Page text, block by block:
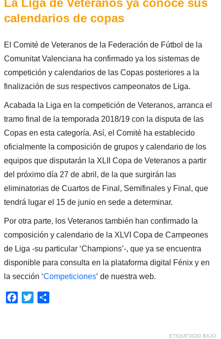
La Liga de Veteranos ya conoce sus
calendarios de copas
El Comité de Veteranos de la Federación de Fútbol de la
Comunitat Valenciana ha confirmado ya los sistemas de
competición y calendarios de las Copas posteriores a la
finalización de sus respectivos campeonatos de Liga.
Acabada la Liga en la competición de Veteranos, arranca el
tramo final de la temporada 2018/19 con la disputa de las
Copas en esta categoría. Así, el Comité ha establecido
oficialmente la composición de grupos y calendario de los
equipos que disputarán la XLII Copa de Veteranos a partir
del próximo día 27 de abril, de la que surgirán las
eliminatorias de Cuartos de Final, Semifinales y Final, que
tendrá lugar el 15 de junio en sede a determinar.
Por otra parte, los Veteranos también han confirmado la
composición y calendario de la XLVI Copa de Campeones
de Liga -su particular ‘Champions’-, que ya se encuentra
disponible para consulta en la plataforma digital Fénix y en
la sección ‘Competiciones‘ de nuestra web.
Facebook
Twitter
ETIQUETADO BAJO: